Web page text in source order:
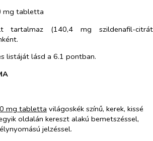
mg tabletta
tartalmaz (140,4 mg szildenafil-citrát
listáját lásd a 6.1 pontban.
mg tabletta világoskék színű, kerek, kissé
oldalán kereszt alakú bemetszéssel,
jelzéssel.